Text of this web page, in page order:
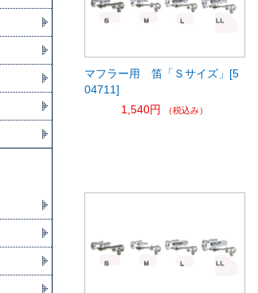
マフラー用 笛「Ｓサイズ」[5
04711]
1,540円
（税込み）